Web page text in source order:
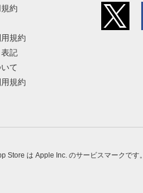
約
規約
記
て
規約
は Apple Inc. のサービスマークです。